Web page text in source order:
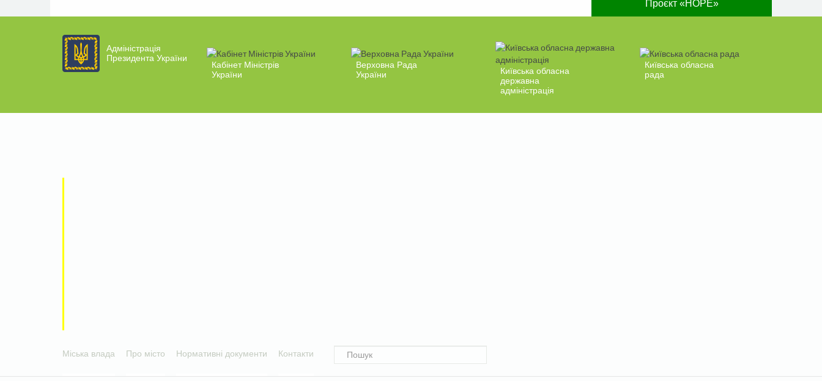
Проєкт «HOPE»
Адміністрація
Президента України
Кабінет Міністрів
України
Верховна Рада
України
Київська обласна
державна
адміністрація
Київська обласна
рада
Міська влада Про місто Нормативні документи Контакти